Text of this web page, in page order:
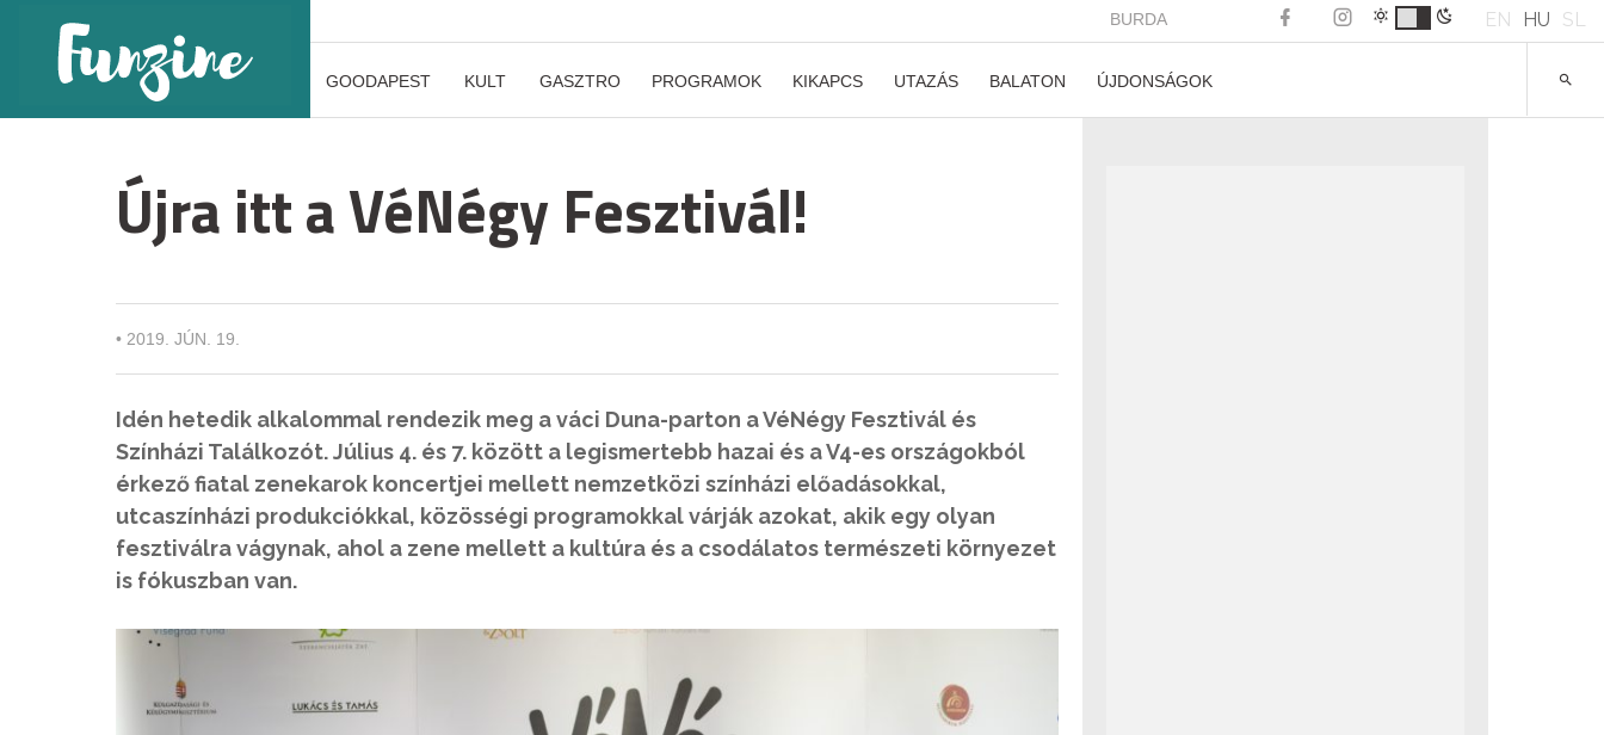
BURDA EN HU SL
GOODAPEST KULT GASZTRO PROGRAMOK KIKAPCS UTAZÁS BALATON ÚJDONSÁGOK
Újra itt a VéNégy Fesztivál!
• 2019. JÚN. 19.
Idén hetedik alkalommal rendezik meg a váci Duna-parton a VéNégy Fesztivál és
Színházi Találkozót. Július 4. és 7. között a legismertebb hazai és a V4-es országokból
érkező fiatal zenekarok koncertjei mellett nemzetközi színházi előadásokkal,
utcaszínházi produkciókkal, közösségi programokkal várják azokat, akik egy olyan
fesztiválra vágynak, ahol a zene mellett a kultúra és a csodálatos természeti környezet
is fókuszban van.